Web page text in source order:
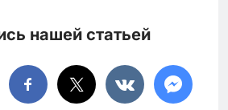
нашей статьей